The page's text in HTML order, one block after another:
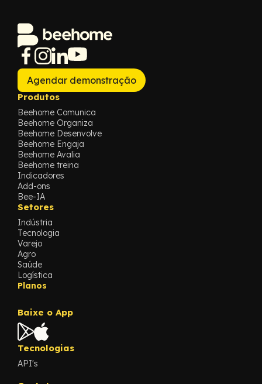
Agendar demonstração
Produtos
Beehome Comunica
Beehome Organiza
Beehome Desenvolve
Beehome Engaja
Beehome Avalia
Beehome treina
Indicadores
Add-ons
Bee-IA
Setores
Indústria
Tecnologia
Varejo
Agro
Saúde
Logística
Planos
Baixe o App
Tecnologias
API's